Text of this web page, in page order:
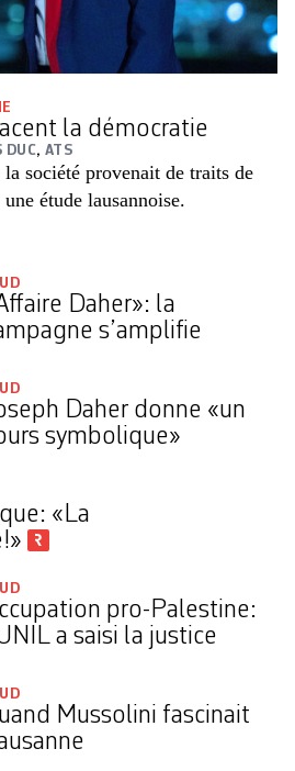
la démocratie
DUC, ATS
société provenait de traits de
étude lausannoise.
Daher»: la
s’amplifie
Daher donne «un
symbolique»
«La
pro-Palestine:
a saisi la justice
Mussolini fascinait